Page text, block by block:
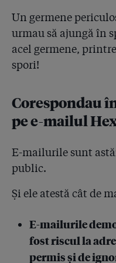
trucate în favoarea
informat decidenții
4.16
Frankfurter
descoperit o
film interpretat de
Sănătății pentru
de la Hexi Pharma.
premierului Cioloș
este tot
Un germene
urmau să ajungă în
acel germene,
spori!
Corespondau
pe e-mailul
E-mailurile sunt
public.
Și ele atestă cât de
E-mailurile
fost riscul la
permis și de